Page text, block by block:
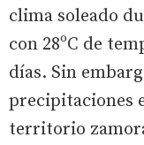
clima soleado
con 28ºC de
días. Sin
precipitaciones
territorio